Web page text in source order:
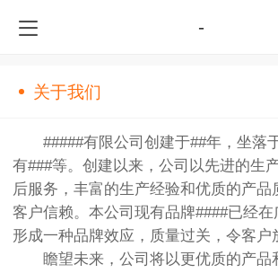
-
关于我们
#####有限公司创建于##年，坐落
有###等。创建以来，公司以先进的生
后服务，丰富的生产经验和优质的产品
客户信赖。本公司现有品牌####已经在
形成一种品牌效应，质量过关，令客户
瞻望未来，公司将以更优质的产品